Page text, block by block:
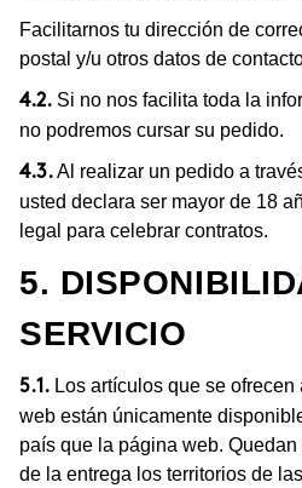
Facilitarnos tu dirección de
postal y/u otros datos de
4.2. Si no nos facilita toda la
no podremos cursar su pedido.
4.3. Al realizar un pedido a
usted declara ser mayor de 18
legal para celebrar contratos.
5.
SERVICIO
5.1. Los artículos que se
web están únicamente
país que la página web.
de la entrega los territorios de